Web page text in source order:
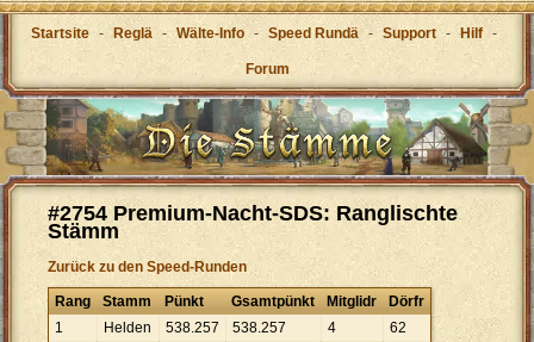
Startsite - Reglä - Wälte-Info - Speed Rundä - Support - Hilf -
Forum
#2754 Premium-Nacht-SDS: Ranglischte
Stämm
Zurück zu den Speed-Runden
Rang Stamm Pünkt Gsamtpünkt Mitglidr
Dörfr
1
Helden 538.257 538.257 4
62